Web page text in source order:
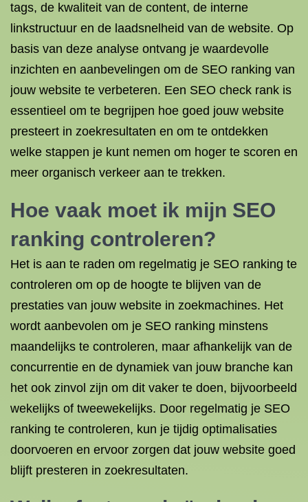
tags, de kwaliteit van de content, de interne
linkstructuur en de laadsnelheid van de website. Op
basis van deze analyse ontvang je waardevolle
inzichten en aanbevelingen om de SEO ranking van
jouw website te verbeteren. Een SEO check rank is
essentieel om te begrijpen hoe goed jouw website
presteert in zoekresultaten en om te ontdekken
welke stappen je kunt nemen om hoger te scoren en
meer organisch verkeer aan te trekken.
Hoe vaak moet ik mijn SEO
ranking controleren?
Het is aan te raden om regelmatig je SEO ranking te
controleren om op de hoogte te blijven van de
prestaties van jouw website in zoekmachines. Het
wordt aanbevolen om je SEO ranking minstens
maandelijks te controleren, maar afhankelijk van de
concurrentie en de dynamiek van jouw branche kan
het ook zinvol zijn om dit vaker te doen, bijvoorbeeld
wekelijks of tweewekelijks. Door regelmatig je SEO
ranking te controleren, kun je tijdig optimalisaties
doorvoeren en ervoor zorgen dat jouw website goed
blijft presteren in zoekresultaten.